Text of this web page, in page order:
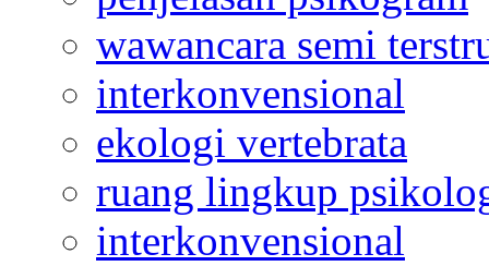
wawancara semi
interkonvensional
ekologi vertebrata
ruang lingkup
interkonvensional